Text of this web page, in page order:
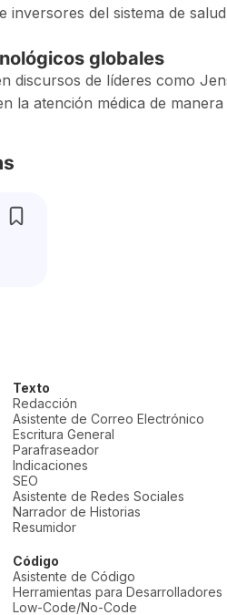
inversores del sistema de
globales
discursos de líderes como
la atención médica de
Texto
Redacción
Asistente de Correo Electrónico
Escritura General
Parafraseador
Indicaciones
SEO
Asistente de Redes Sociales
Narrador de Historias
Resumidor
Código
Asistente de Código
Herramientas para Desarrolladores
Low-Code/No-Code